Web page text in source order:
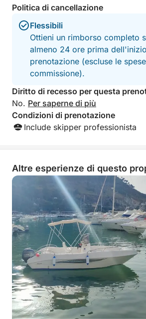
Politica di cancellazione
Flessibili
Ottieni un rimborso completo
almeno 24 ore prima
prenotazione (escluse le
commissione).
Diritto di recesso per questa
No. Per saperne di più
Condizioni di prenotazione
Include skipper professionista
Altre esperienze di questo